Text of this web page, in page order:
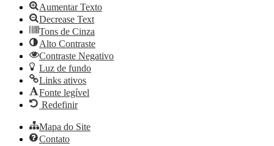
Aumentar Texto
Decrease Text
Tons de Cinza
Alto Contraste
Contraste Negativo
Luz de fundo
Links ativos
Fonte legível
Redefinir
Mapa do Site
Contato